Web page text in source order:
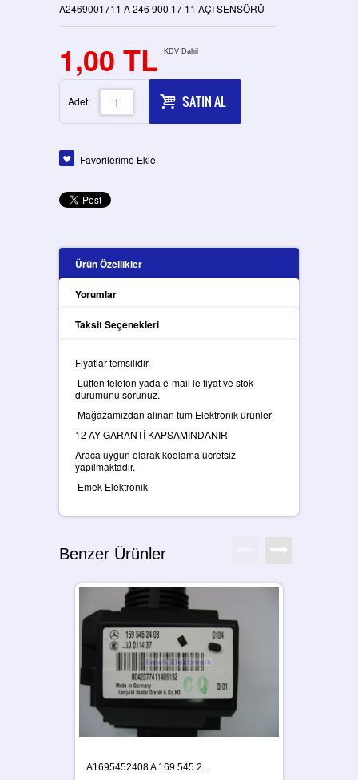
A2469001711 A 246 900 17 11 AÇI SENSÖRÜ
1,00 TL KDV Dahil
Adet: SATIN AL
Favorilerime Ekle
Ürün Özellikler
Yorumlar
Taksit Seçenekleri
Fiyatlar temsilidir.
Lütfen telefon yada e-mail le fiyat ve stok
durumunu sorunuz.
Mağazamızdan alınan tüm Elektronik ürünler
12 AY GARANTİ KAPSAMINDANIR
Araca uygun olarak kodlama ücretsiz
yapılmaktadır.
Emek Elektronik
Benzer Ürünler
A1695452408 A 169 545 2...